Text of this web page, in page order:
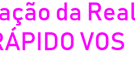
da
VOS